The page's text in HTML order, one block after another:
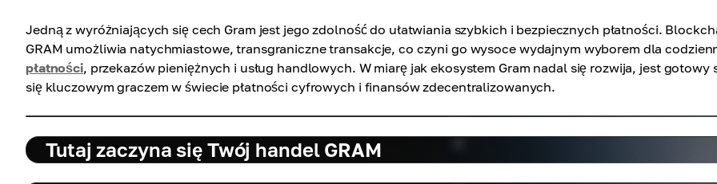
Jedną z wyróżniających się cech Gram jest jego zdolność do ułatwiania szybkich i bezpiecznych płatności.
GRAM umożliwia natychmiastowe, transgraniczne transakcje, co czyni go wysoce wydajnym wyborem dla
płatności, przekazów pieniężnych i usług handlowych. W miarę jak ekosystem Gram nadal się rozwija, jest gotowy
się kluczowym graczem w świecie płatności cyfrowych i finansów zdecentralizowanych.
Tutaj zaczyna się Twój handel GRAM